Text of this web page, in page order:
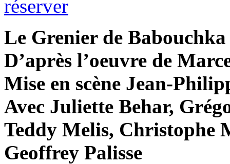
réserver
Le Grenier de Babouchka
D’après l’oeuvre de
Mise en scène Jean-
Avec Juliette Behar,
Teddy Melis, Christophe
Geoffrey Palisse